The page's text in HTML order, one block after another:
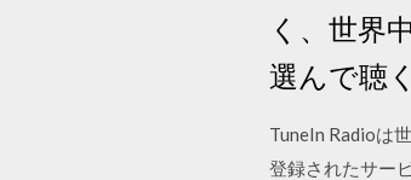
く、世界
選んで聴
TuneIn Radioは
登録されたサー